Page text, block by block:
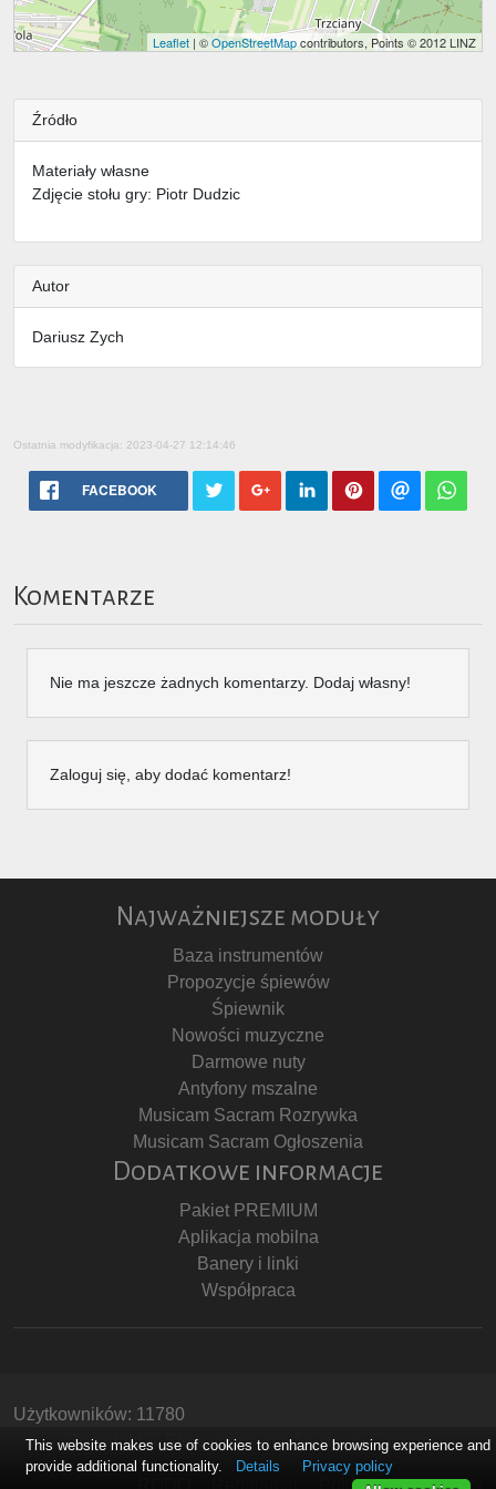
Leaflet | ©OpenStreetMapcontributors, Points © 2012 LINZ
Źródło
Materiały własne
Zdjęcie stołu gry: Piotr Dudzic
Autor
Dariusz Zych
Ostatnia modyfikacja: 2023-04-27 12:14:46
FACEBOOK
Komentarze
Nie ma jeszcze żadnych komentarzy. Dodaj własny!
Zaloguj się, aby dodać komentarz!
Najważniejsze moduły
Baza instrumentów
Propozycje śpiewów
Śpiewnik
Nowości muzyczne
Darmowe nuty
Antyfony mszalne
Musicam Sacram Rozrywka
Musicam Sacram Ogłoszenia
Dodatkowe informacje
Pakiet PREMIUM
Aplikacja mobilna
Banery i linki
Współpraca
Użytkowników: 11780
Copyright © Stowarzyszenie Musicam Sacram
This website makes use of cookies to enhance browsing experience and
provide additional functionality.
Details
Privacy policy